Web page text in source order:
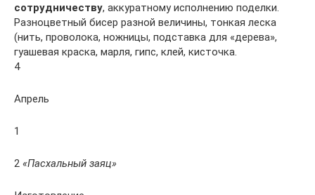
сотрудничеству, аккуратному исполнению поделки.
Разноцветный бисер разной величины, тонкая леска
(нить, проволока, ножницы, подставка для «дерева»,
гуашевая краска, марля, гипс, клей, кисточка.
4
Апрель
1
2 «Пасхальный заяц»